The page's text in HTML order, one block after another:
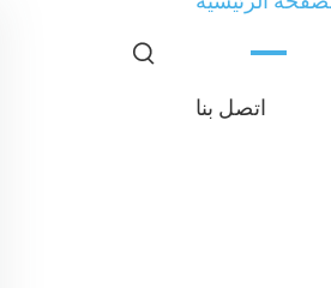
اتصل بنا